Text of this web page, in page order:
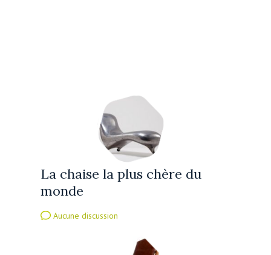
La chaise la plus chère du
monde
Aucune discussion